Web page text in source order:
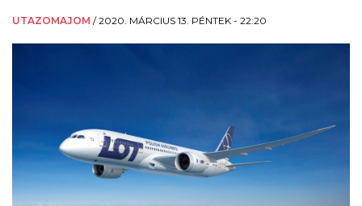
UTAZOMAJOM /2020. MÁRCIUS 13. PÉNTEK - 22:20